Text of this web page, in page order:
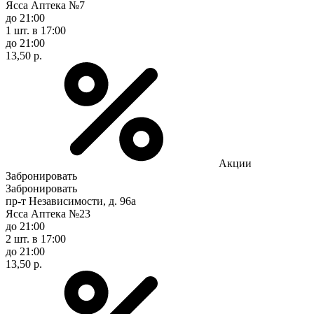
Ясса Аптека №7
до 21:00
1 шт. в 17:00
до 21:00
13,50 р.
Акции
Забронировать
Забронировать
пр-т Независимости, д. 96а
Ясса Аптека №23
до 21:00
2 шт. в 17:00
до 21:00
13,50 р.